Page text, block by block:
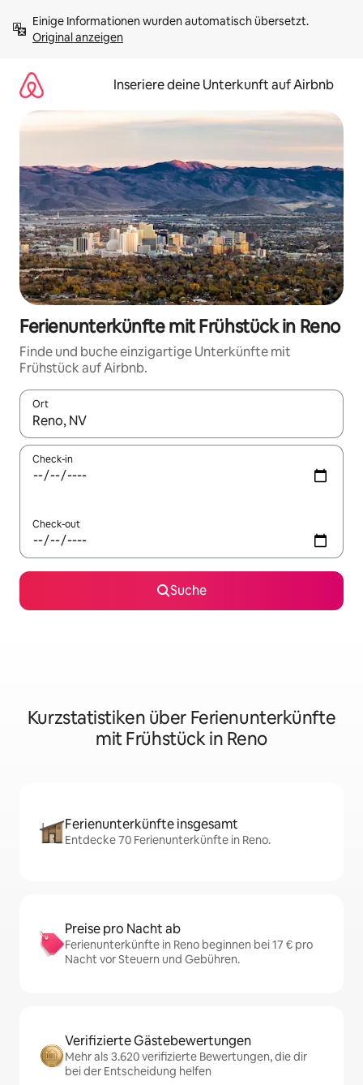
Inhalten
springenOriginal anzeigen
Inseriere deine Unterkunft auf Airbnb
Ferienunterkünfte mit Frühstück in Reno
Finde und buche einzigartige Unterkünfte mit
Frühstück auf Airbnb.
Ort
Wenn Ergebnisse verfügbar sind, navigiere mit den
Check-in
Check-out
Suche
Kurzstatistiken über Ferienunterkünfte
mit Frühstück in Reno
Ferienunterkünfte insgesamt
Entdecke 70 Ferienunterkünfte in Reno.
Preise pro Nacht ab
Ferienunterkünfte in Reno beginnen bei 17 € pro
Nacht vor Steuern und Gebühren.
Verifizierte Gästebewertungen
Mehr als 3.620 verifizierte Bewertungen, die dir
bei der Entscheidung helfen